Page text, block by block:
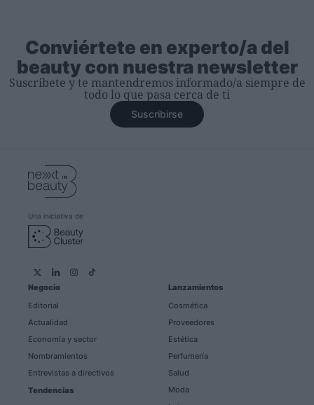
Conviértete en experto/a del
beauty con nuestra newsletter
Suscríbete y te mantendremos informado/a siempre de
todo lo que pasa cerca de ti
Suscribirse
Una iniciativa de
Negocio
Editorial
Actualidad
Economía y sector
Nombramientos
Entrevistas a directivos
Tendencias
Lanzamientos
Cosmética
Proveedores
Estética
Perfumería
Salud
Moda